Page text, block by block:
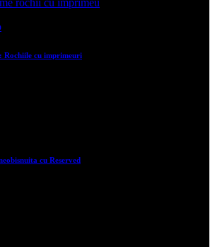
Rochiile cu imprimeuri
cu Reserved